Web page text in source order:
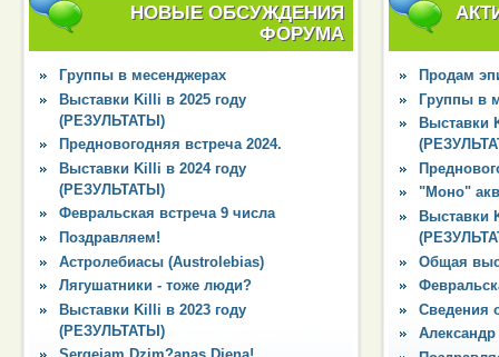
НОВЫЕ ОБСУЖДЕНИЯ
ФОРУМА
Группы в месенджерах
Выставки Killi в 2025 году
(РЕЗУЛЬТАТЫ)
Предновогодняя встреча 2024.
Выставки Killi в 2024 году
(РЕЗУЛЬТАТЫ)
Февральская встреча 9 числа
Поздравляем!
Астролебиасы (Austrolebias)
Лягушатники - тоже люди?
Выставки Killi в 2023 году
(РЕЗУЛЬТАТЫ)
Продам
Группы в
Выставки
"Моно"
Выставки
Общая
Сведения